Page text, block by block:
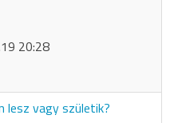
20:28
lesz vagy születik?